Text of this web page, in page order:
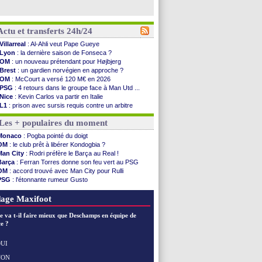
et transferts 24h/24
Villarreal : Al-Ahli veut Pape Gueye
Lyon : la dernière saison de Fonseca ?
OM : un nouveau prétendant pour Højbjerg
Brest : un gardien norvégien en approche ?
OM : McCourt a versé 120 M€ en 2026
PSG : 4 retours dans le groupe face à Man Utd ...
Nice : Kevin Carlos va partir en Italie
L1 : prison avec sursis requis contre un arbitre
Leganés: c'est signé pour Luca Zidane (off.)
Atletico: Ruggeri en route pour Aston Villa
Monaco: Filipe Luis soutient Biereth
Lyon: Mangala prêté à Getafe (officiel)
PSG: Nsoki va signer en Croatie
Arsenal : Naples vise Gabriel Jesus
Real: Mastantuono prêté à la Fiorentina (off.)
Man City : accord avec le Barça pour Rodri ?
Rennes: Haise a prolongé (officiel)
OM: B. Genesio - "ce n'est pas idéal"
PSG: Liverpool va proposer 115 M€ pour ...
Norvège
Monaco
+ populaires du moment
: Pogba pointé du doigt
: le club prêt à libérer Kondogbia ?
City : Rodri préfère le Barça au Real !
: Ferran Torres donne son feu vert au PSG
: accord trouvé avec Man City pour Rulli
: l'étonnante rumeur Gusto
: Owori battu à mort à Kampala
Maxifoot
va t-il faire mieux que Deschamps en équipe de
?